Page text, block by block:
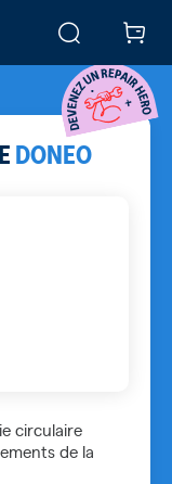
DONEO
circulaire
de la